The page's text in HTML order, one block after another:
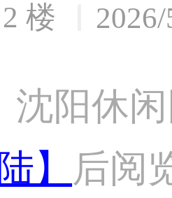
2 楼
沈阳休
陆】
后阅